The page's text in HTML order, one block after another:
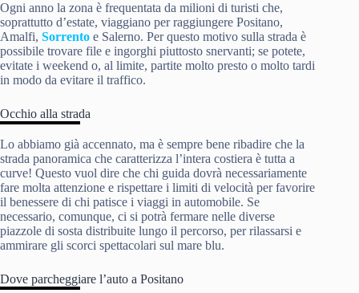
Ogni anno la zona è frequentata da milioni di turisti che,
soprattutto d’estate, viaggiano per raggiungere Positano,
Amalfi, Sorrento e Salerno. Per questo motivo sulla strada è
possibile trovare file e ingorghi piuttosto snervanti; se potete,
evitate i weekend o, al limite, partite molto presto o molto tardi
in modo da evitare il traffico.
Occhio alla strada
Lo abbiamo già accennato, ma è sempre bene ribadire che la
strada panoramica che caratterizza l’intera costiera è tutta a
curve! Questo vuol dire che chi guida dovrà necessariamente
fare molta attenzione e rispettare i limiti di velocità per favorire
il benessere di chi patisce i viaggi in automobile. Se
necessario, comunque, ci si potrà fermare nelle diverse
piazzole di sosta distribuite lungo il percorso, per rilassarsi e
ammirare gli scorci spettacolari sul mare blu.
Dove parcheggiare l’auto a Positano